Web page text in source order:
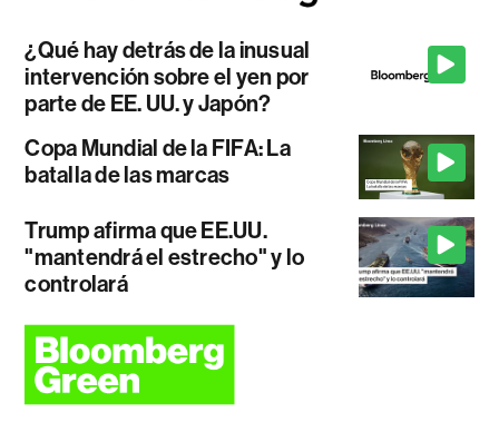
¿Qué hay detrás de la inusual
intervención sobre el yen por
parte de EE. UU. y Japón?
Copa Mundial de la FIFA: La
batalla de las marcas
Trump afirma que EE.UU.
"mantendrá el estrecho" y lo
controlará